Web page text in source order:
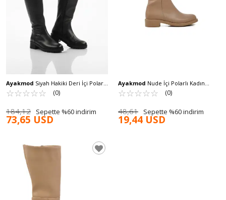
Ayakmod Siyah Hakiki Deri İçi Polarlı
Kaymaz Kadın Çizme 26900-1 Z
☆☆☆☆☆
★★★★★ (0)
184,12 Sepette %60 indirim
73,65 USD
Ayakmod Nude İçi Polarlı Kadın
Çizme 224536 Z
☆☆☆☆☆
★★★★★ (0)
48,61 Sepette %60 indirim
19,44 USD